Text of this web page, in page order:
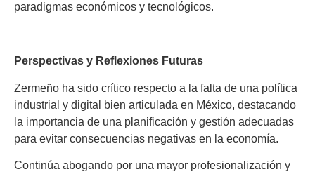
paradigmas económicos y tecnológicos.
Perspectivas y Reflexiones Futuras
Zermeño ha sido crítico respecto a la falta de una política
industrial y digital bien articulada en México, destacando
la importancia de una planificación y gestión adecuadas
para evitar consecuencias negativas en la economía.
Continúa abogando por una mayor profesionalización y